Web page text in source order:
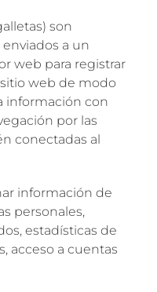
son
a un
web para registrar
web de modo
información con
por las
conectadas al
información de
personales,
estadísticas de
acceso a cuentas